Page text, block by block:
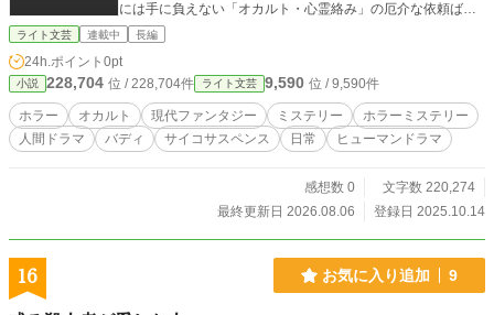
には手に負えない「オカルト・心霊絡み」の厄介な依頼ばか
り。 彼を助手として現場へ連れ回すのは、年齢不詳で飄々と
明るい事務員の梨奈や礼儀正しい巨漢の荒屋敷など、相談所
には個性豊かな面々が集っていた。 記憶喪失の男に憑きまと
う不気味な影、旧家から消えた「幸運の桐箱」と暗躍する妖
怪、遺品の裁縫箱から現れる老婆の霊、そして学校で囁かれ
る「呪いの写真」とつきまとう幽霊……。 シロさんに振り回
相を紐解くうちに浮かび上がってくるのは、得体の知れない
バケモノの恐怖だけではない。 嫉妬、強欲、後悔、そして狂
に恐ろしいのは視えない怪異か、それとも人間か？ 視えすぎ
る男子高校生と謎多き大人たちが、日常の裏側に潜む闇と謎
ライト文芸 連載中 長編
24h.ポイント 0pt
小説 228,704 位 / 228,704件 ライト文芸 9,590 位 / 9,590件
ホラー オカルト 現代ファンタジー ミステリー
ホラーミステリー
人間ドラマ
バディ サイコサスペンス 日常 ヒューマンドラマ
感想数 0
文字数 220,274
最終更新日 2026.08.06
登録日 2025.10.14
16 お気に入り追加 9